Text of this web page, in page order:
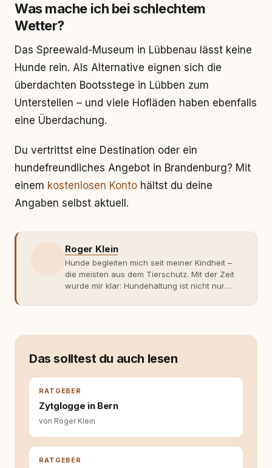
Was mache ich bei schlechtem
Wetter?
Das Spreewald-Museum in Lübbenau lässt keine
Hunde rein. Als Alternative eignen sich die
überdachten Bootsstege in Lübben zum
Unterstellen – und viele Hofläden haben ebenfalls
eine Überdachung.
Du vertrittst eine Destination oder ein
hundefreundliches Angebot in Brandenburg? Mit
einem kostenlosen Konto hältst du deine
Angaben selbst aktuell.
Roger Klein
Hunde begleiten mich seit meiner Kindheit –
die meisten aus dem Tierschutz. Mit der Zeit
wurde mir klar: Hundehaltung ist nicht nur
Fachwissen. Der Wendepunkt kam mit meinem
moderner Hundeerziehung
entsteht echte Bindung dort, wo Verständnis
Wissen ersetzt – nicht umgekehrt. Aus dieser
Entwicklung entstand rundum.dog – ein
Wissens- und Serviceportal für
Hundehalter:innen in Deutschland, Österreich
und der Schweiz. Meine Überzeugung:
Tierschutz beginnt mit Wissen. Wer seinen
Hund versteht, trifft bessere Entscheidungen –
Das solltest du auch lesen
RATGEBER
Zytglogge in Bern
von Roger Klein
RATGEBER